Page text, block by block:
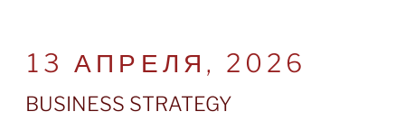
POSTED
ON
13 АПРЕЛЯ, 2026
BUSINESS STRATEGY